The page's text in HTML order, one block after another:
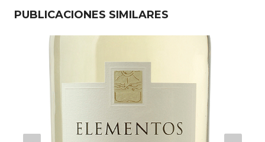
PUBLICACIONES SIMILARES